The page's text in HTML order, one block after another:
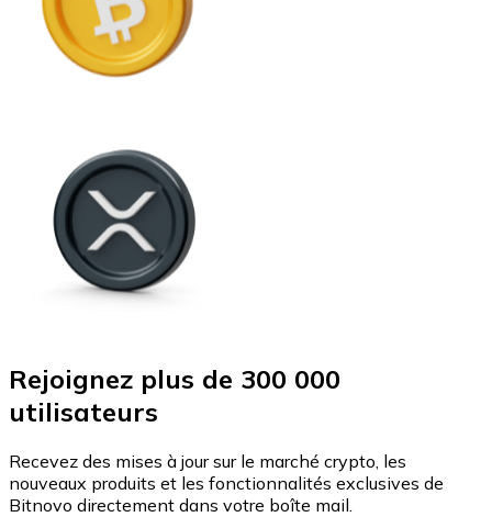
Rejoignez plus de 300 000
utilisateurs
Recevez des mises à jour sur le marché crypto, les
nouveaux produits et les fonctionnalités exclusives de
Bitnovo directement dans votre boîte mail.